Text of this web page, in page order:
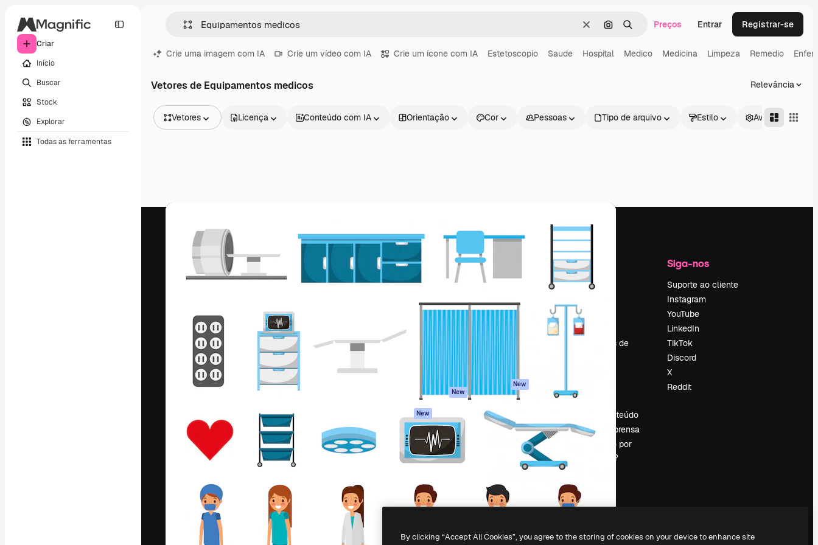
Criar
Início
Buscar
Stock
Explorar
Todas as ferramentas
LimparPesquisar por imagem
BuscarPreços Entrar Registrar-se
Crie uma imagem com IA Crie um vídeo com IA Crie um ícone com IA Estetoscopio Saude Hospital Medico Medicina Limpeza Remedio
Vetores de Equipamentos medicos Relevância
Vetores
Vídeos
Modelos de vídeos
Modelos 3D
Licença Conteúdo com IA Orientação Cor Pessoas Tipo de arquivo Estilo Avançado
A plataforma criativa para você direcionar
agências e estúdios.
Português
Produtos
Spaces
Gerador de
imagens
Gerador de vídeos
Conteúdo de stock
Claude/ChatGPT
New
New
App móvel
Todas as
Começar
Academy
Atendimento
Termos e
condições
Originais New
Política de cookies
Central de
confiabilidade
Empresa
Preços
Reviews
Emprego
Tendências de
Slidesgo
Vender conteúdo
Sala de imprensa
Procurando por
magnific.ai?
Siga-nos
Suporte ao cliente
Instagram
YouTube
LinkedIn
TikTok
Discord
X
Reddit
Copyright © 2010-2026 Freepik Company S.L.U. Todos os direitos reservados.
By clicking “Accept All Cookies”, you agree to the storing of cookies on your device to enhance site